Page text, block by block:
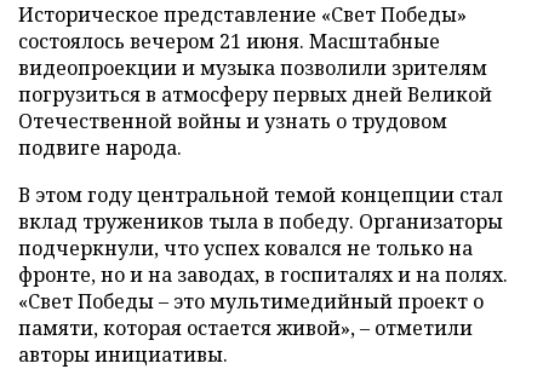
Историческое представление «Свет Победы»
состоялось вечером 21 июня. Масштабные
видеопроекции и музыка позволили зрителям
погрузиться в атмосферу первых дней Великой
Отечественной войны и узнать о трудовом
подвиге народа.
В этом году центральной темой концепции стал
вклад тружеников тыла в победу. Организаторы
подчеркнули, что успех ковался не только на
фронте, но и на заводах, в госпиталях и на полях.
«Свет Победы – это мультимедийный проект о
памяти, которая остается живой», – отметили
авторы инициативы.